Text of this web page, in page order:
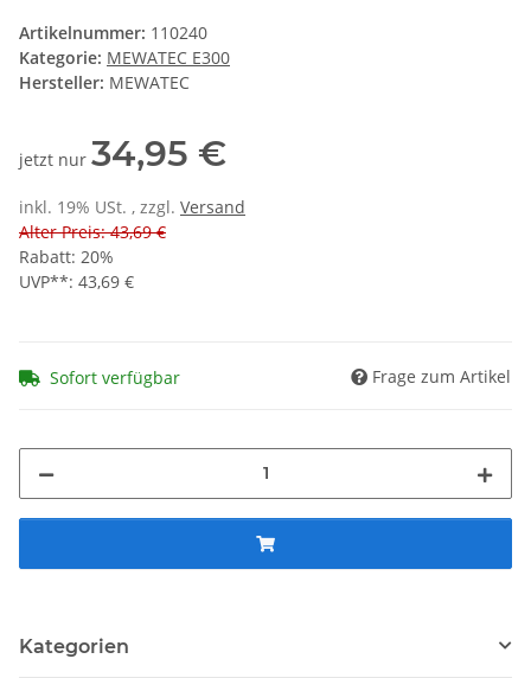
Artikelnummer: 110240
Kategorie: MEWATEC E300
Hersteller: MEWATEC
jetzt nur 34,95 €
inkl. 19% USt. , zzgl. Versand
Alter Preis: 43,69 €
Rabatt: 20%
UVP**: 43,69 €
Sofort verfügbar Frage zum Artikel
Kategorien